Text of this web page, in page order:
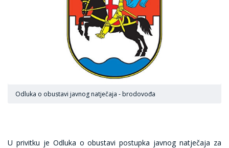
Odluka o obustavi javnog natječaja - brodovođa
U privitku je Odluka o obustavi postupka javnog natječaja za